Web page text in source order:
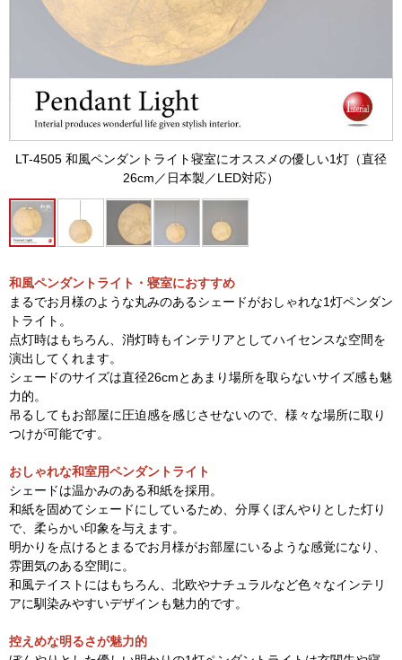
LT-4505 和風ペンダントライト寝室にオススメの優しい1灯（直径
26cm／日本製／LED対応）
和風ペンダントライト・寝室におすすめ
まるでお月様のような丸みのあるシェードがおしゃれな1灯ペンダン
トライト。
点灯時はもちろん、消灯時もインテリアとしてハイセンスな空間を
演出してくれます。
シェードのサイズは直径26cmとあまり場所を取らないサイズ感も魅
力的。
吊るしてもお部屋に圧迫感を感じさせないので、様々な場所に取り
つけが可能です。
おしゃれな和室用ペンダントライト
シェードは温かみのある和紙を採用。
和紙を固めてシェードにしているため、分厚くぼんやりとした灯り
で、柔らかい印象を与えます。
明かりを点けるとまるでお月様がお部屋にいるような感覚になり、
雰囲気のある空間に。
和風テイストにはもちろん、北欧やナチュラルなど色々なインテリ
アに馴染みやすいデザインも魅力的です。
控えめな明るさが魅力的